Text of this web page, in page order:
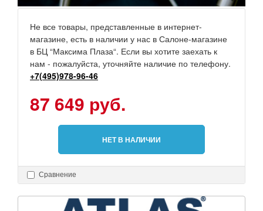
Не все товары, представленные в интернет-
магазине, есть в наличии у нас в Салоне-магазине
в БЦ “Максима Плаза“. Если вы хотите заехать к
нам - пожалуйста, уточняйте наличие по телефону.
+7(495)978-96-46
87 649 руб.
НЕТ В НАЛИЧИИ
Сравнение